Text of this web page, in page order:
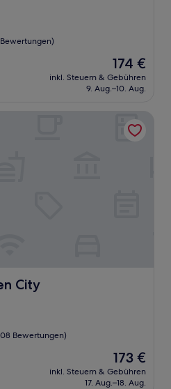
Der
Preis
beträgt
174 €
inkl. Steuern & Gebühren
9. Aug.–10. Aug.
City
Bewertungen)
Der
Preis
beträgt
173 €
inkl. Steuern & Gebühren
17. Aug.–18. Aug.